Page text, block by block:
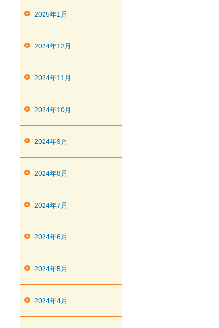
2025年1月
2024年12月
2024年11月
2024年10月
2024年9月
2024年8月
2024年7月
2024年6月
2024年5月
2024年4月